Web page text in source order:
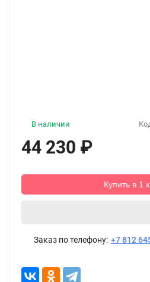
В наличии
44 230 ₽
Купить в 1
Заказ по телефону: +7 812